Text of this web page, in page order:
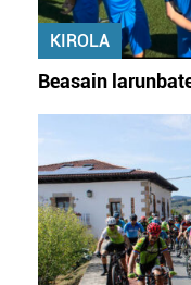
KIROLA
Beasain